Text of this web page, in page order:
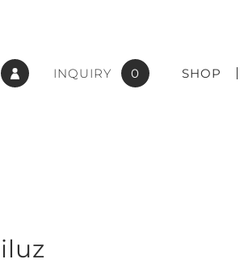
INQUIRY 0 SHOP